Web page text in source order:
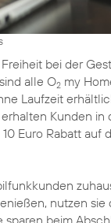
bei der
alle O2 my
Laufzeit
erhalten Kunden in
Euro Rabatt auf
nutzen sie
sparen beim